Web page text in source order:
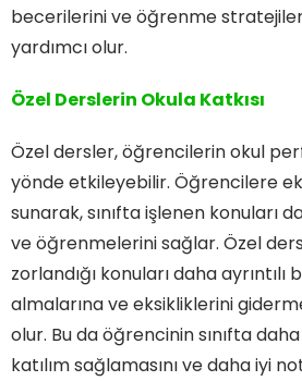
becerilerini ve öğrenme
yardımcı olur.
Özel Derslerin Okula Katkısı
Özel dersler, öğrencilerin okul
yönde etkileyebilir. Öğrencilere
sunarak, sınıfta işlenen konuları
ve öğrenmelerini sağlar. Özel
zorlandığı konuları daha ayrıntılı
almalarına ve eksikliklerini
olur. Bu da öğrencinin sınıfta
katılım sağlamasını ve daha iyi